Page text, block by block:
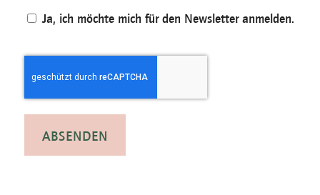
Newsletter
Ja, ich möchte mich für den Newsletter anmelden.